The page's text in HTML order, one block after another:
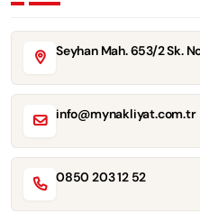
Seyhan Mah. 653/2 Sk.
info@mynakliyat.com.tr
0850 203 12 52